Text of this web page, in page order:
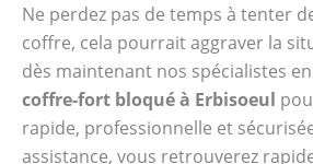
Ne perdez pas de temps à tenter
coffre, cela pourrait aggraver la
dès maintenant nos spécialistes en
coffre-fort bloqué à Erbisoeul
rapide, professionnelle et
assistance, vous retrouverez